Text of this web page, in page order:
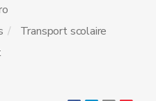
Transport scolaire